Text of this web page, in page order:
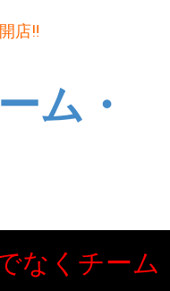
店‼
ム・
なくチーム